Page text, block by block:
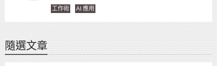
工作術 AI 應用
隨選文章